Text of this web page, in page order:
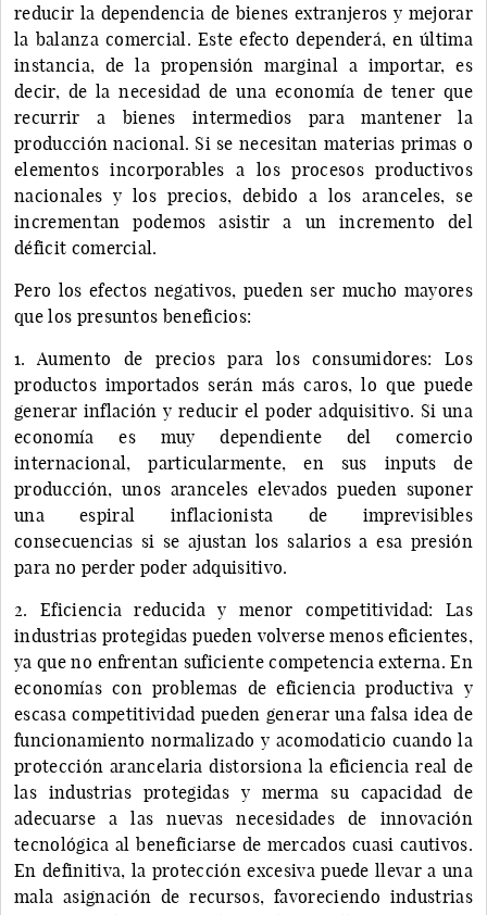
reducir la dependencia de bienes extranjeros y mejorar
la balanza comercial. Este efecto dependerá, en última
instancia, de la propensión marginal a importar, es
decir, de la necesidad de una economía de tener que
recurrir a bienes intermedios para mantener la
producción nacional. Si se necesitan materias primas o
elementos incorporables a los procesos productivos
nacionales y los precios, debido a los aranceles, se
incrementan podemos asistir a un incremento del
déficit comercial.
Pero los efectos negativos, pueden ser mucho mayores
que los presuntos beneficios:
1. Aumento de precios para los consumidores: Los
productos importados serán más caros, lo que puede
generar inflación y reducir el poder adquisitivo. Si una
economía es muy dependiente del comercio
internacional, particularmente, en sus inputs de
producción, unos aranceles elevados pueden suponer
una espiral inflacionista de imprevisibles
consecuencias si se ajustan los salarios a esa presión
para no perder poder adquisitivo.
2. Eficiencia reducida y menor competitividad: Las
industrias protegidas pueden volverse menos eficientes,
ya que no enfrentan suficiente competencia externa. En
economías con problemas de eficiencia productiva y
escasa competitividad pueden generar una falsa idea de
funcionamiento normalizado y acomodaticio cuando la
protección arancelaria distorsiona la eficiencia real de
las industrias protegidas y merma su capacidad de
adecuarse a las nuevas necesidades de innovación
tecnológica al beneficiarse de mercados cuasi cautivos.
En definitiva, la protección excesiva puede llevar a una
mala asignación de recursos, favoreciendo industrias